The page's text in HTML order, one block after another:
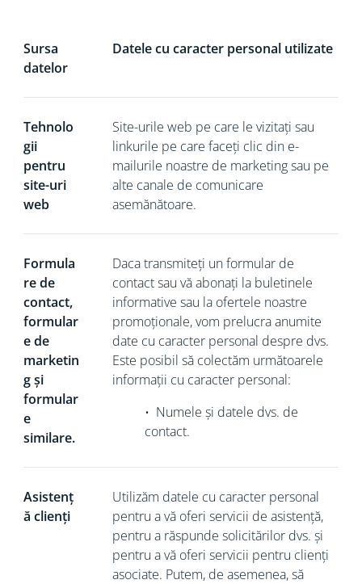
Sursa
datelor
Datele cu caracter personal utilizate
Tehnolo
gii
pentru
site-uri
web
Site-urile web pe care le vizitați sau
linkurile pe care faceți clic din e-
mailurile noastre de marketing sau pe
alte canale de comunicare
asemănătoare.
Formula
re de
contact,
formular
e de
marketin
g și
formular
e
similare.
Dacatransmiteți un formular de
contact sau vă abonați la buletinele
informative sau la ofertele noastre
promoționale, vom prelucra anumite
date cu caracter personal despre dvs.
Este posibil să colectăm următoarele
informații cu caracter personal:
• Numele și datele dvs. de
contact.
Asistenț
ă clienți
Utilizăm datele cu caracter personal
pentru a vă oferi servicii de asistență,
pentru a răspunde solicitărilor dvs. și
pentru a vă oferi servicii pentru clienți
asociate. Putem, de asemenea, să